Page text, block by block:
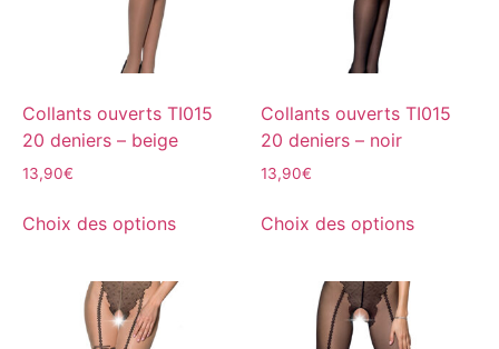
Collants ouverts TI015
20 deniers – beige
13,90€
Choix des options
Collants ouverts TI015
20 deniers – noir
13,90€
Choix des options